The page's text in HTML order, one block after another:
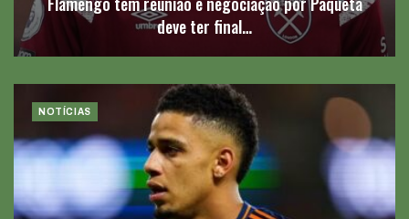
deve ter final…
NOTÍCIAS